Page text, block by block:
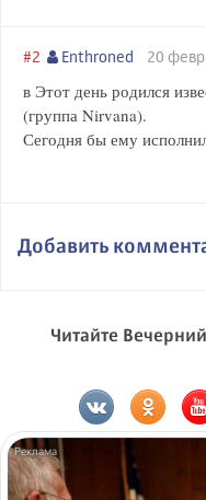
#2 Enthroned 20
в Этот день родился
(группа Nirvana).
Сегодня бы ему
Добавить
Читайте